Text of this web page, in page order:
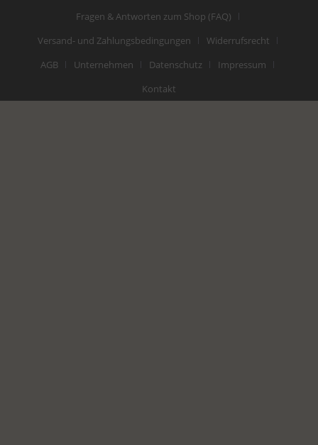
Fragen & Antworten zum Shop (FAQ)
Versand- und Zahlungsbedingungen
Widerrufsrecht
AGB
Unternehmen Datenschutz
Impressum
Kontakt